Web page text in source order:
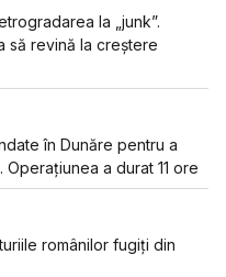
la „junk”.
să revină la creștere
în Dunăre pentru a
a durat 11 ore
românilor fugiți din